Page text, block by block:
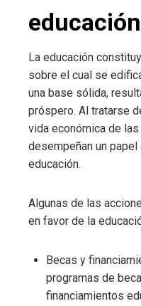
educación
La educación
sobre el cual se
una base sólida,
próspero. Al tratarse
vida económica de
desempeñan un
educación.
Algunas de las
en favor de la
Becas y
programas de
financiamientos